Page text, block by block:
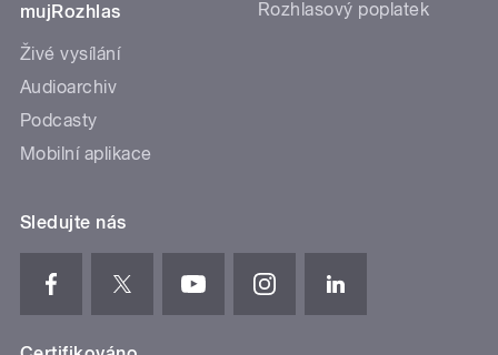
mujRozhlas
Živé vysílání
Audioarchiv
Podcasty
Mobilní aplikace
Rozhlasový poplatek
Sledujte nás